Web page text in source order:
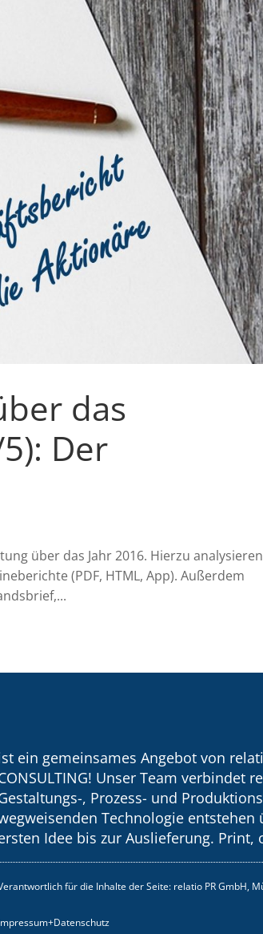
das
Der
über das Jahr 2016. Hierzu
(PDF, HTML, App). Außerdem
ein gemeinsames Angebot von
Unser Team verbindet
, Prozess- und
Technologie entstehen
Idee bis zur Auslieferung.
für die Inhalte der Seite: relatio PR GmbH,